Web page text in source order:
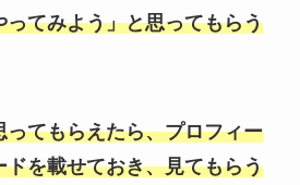
てみよう」と思ってもらう
てもらえたら、プロフィー
を載せておき、見てもらう